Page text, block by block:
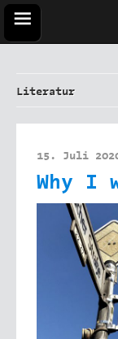
Literatur
15. Juli
Why I